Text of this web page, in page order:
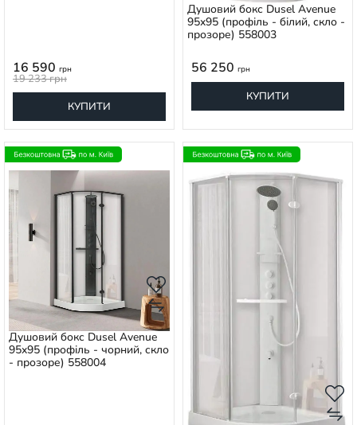
16 590 грн
19 233грн
КУПИТИ
Душовий бокс Dusel Avenue
95x95 (профіль - білий, скло -
прозоре) 558003
56 250 грн
КУПИТИ
Душовий бокс Dusel Avenue
95x95 (профіль - чорний, скло
- прозоре) 558004